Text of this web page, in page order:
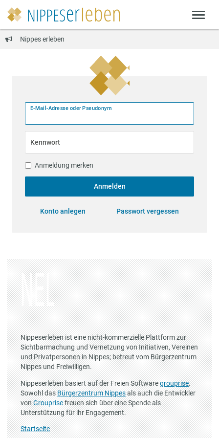
Nippes erleben
E-Mail-Adresse oder Pseudonym
Kennwort
Anmeldung merken
Anmelden
Konto anlegen Passwort vergessen
Nippeserleben ist eine nicht-kommerzielle Plattform zur
Sichtbarmachung und Vernetzung von Initiativen, Vereinen
und Privatpersonen in Nippes; betreut vom Bürgerzentrum
Nippes und Freiwilligen.
Nippeserleben basiert auf der Freien Softwaregrouprise.
Sowohl dasBürgerzentrum Nippesals auch die Entwickler
vonGrouprisefreuen sich über eine Spende als
Unterstützung für ihr Engagement.
Startseite